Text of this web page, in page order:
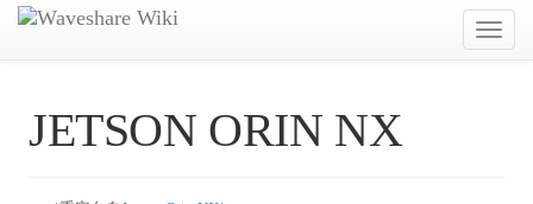
JETSON ORIN NX